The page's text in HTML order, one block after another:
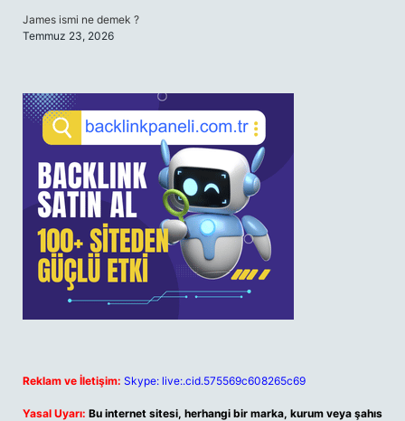
James ismi ne demek ?
Temmuz 23, 2026
Reklam ve İletişim: Skype: live:.cid.575569c608265c69
Yasal Uyarı: Bu internet sitesi, herhangi bir marka, kurum veya şahıs